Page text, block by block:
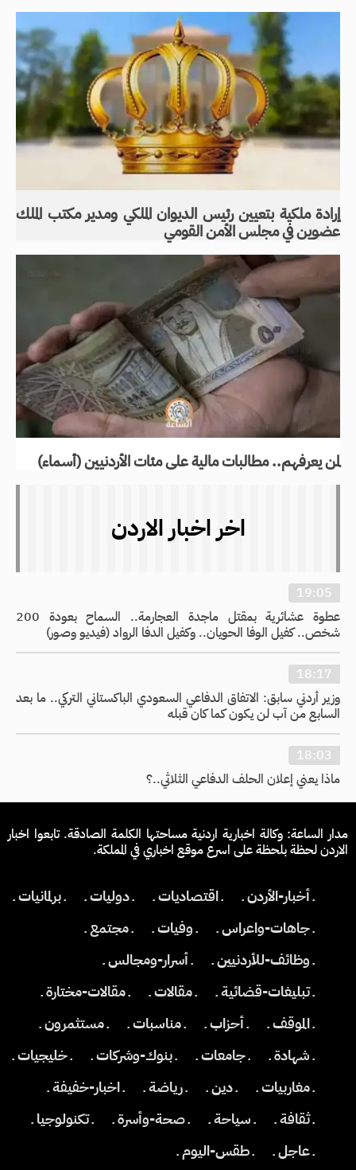
إرادة ملكية بتعيين رئيس الديوان الملكي ومدير مكتب الملك
عضوين في مجلس الأمن القومي
لمن يعرفهم.. مطالبات مالية على مئات الأردنيين (أسماء)
اخر اخبار الاردن
19:05
عطوة عشائرية بمقتل ماجدة العجارمة.. السماح بعودة 200
شخص.. كفيل الوفا الحويان.. وكفيل الدفا الرواد (فيديو وصور)
18:17
وزير أردني سابق: الاتفاق الدفاعي السعودي الباكستاني التركي.. ما بعد
السابع من آب لن يكون كما كان قبله
18:03
ماذا يعني إعلان الحلف الدفاعي الثلاثي..؟
مدار الساعة: وكالة اخبارية اردنية مساحتها الكلمة الصادقة. تابعوا اخبار
الاردن لحظة بلحظة على اسرع موقع اخباري في المملكة.
ـ أخبار-الأردن ـ ـ اقتصاديات ـ ـ دوليات ـ
ـ برلمانيات ـ
ـ جاهات-واعراس ـ
ـ وفيات ـ
ـ مجتمع ـ
ـ وظائف-للأردنيين ـ
ـ أسرار-ومجالس ـ
ـ تبليغات-قضائية ـ
ـ مقالات ـ
ـ مقالات-مختارة ـ
ـ الموقف ـ
ـ أحزاب ـ ـ مناسبات ـ
ـ مستثمرون ـ
ـ شهادة ـ
ـ جامعات ـ ـ بنوك-وشركات ـ
ـ خليجيات ـ
ـ مغاربيات ـ
ـ دين ـ ـ رياضة ـ
ـ اخبار-خفيفة ـ
ـ ثقافة ـ
ـ سياحة ـ ـ صحة-وأسرة ـ
ـ تكنولوجيا ـ
ـ عاجل ـ
ـ طقس-اليوم ـ